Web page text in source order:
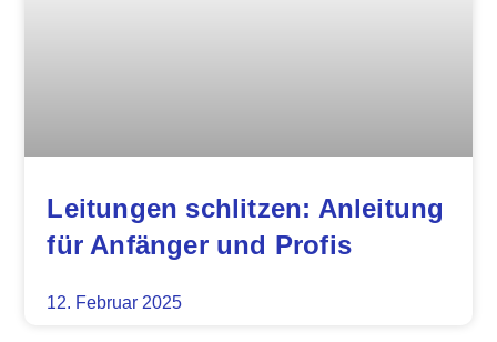
Leitungen schlitzen: Anleitung
für Anfänger und Profis
12. Februar 2025